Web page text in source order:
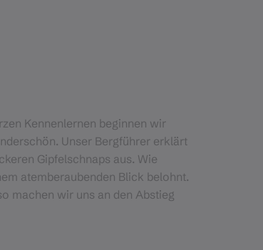
Kennenlernen beginnen wir
Unser Bergführer erklärt
Gipfelschnaps aus. Wie
atemberaubenden Blick belohnt.
machen wir uns an den Abstieg